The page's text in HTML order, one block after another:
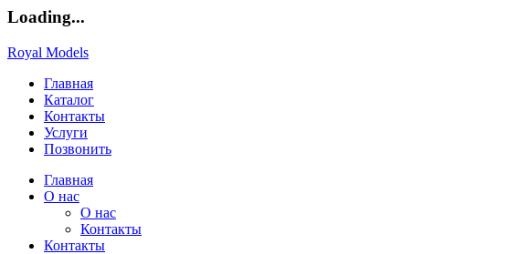
Loading...
Royal Models
Главная
Каталог
Контакты
Услуги
Позвонить
Главная
О нас
О нас
Контакты
Контакты